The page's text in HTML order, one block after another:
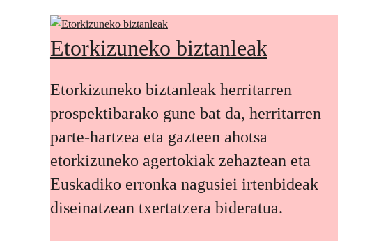
Etorkizuneko biztanleak
Etorkizuneko biztanleak herritarren
prospektibarako gune bat da, herritarren
parte-hartzea eta gazteen ahotsa
etorkizuneko agertokiak zehaztean eta
Euskadiko erronka nagusiei irtenbideak
diseinatzean txertatzera bideratua.